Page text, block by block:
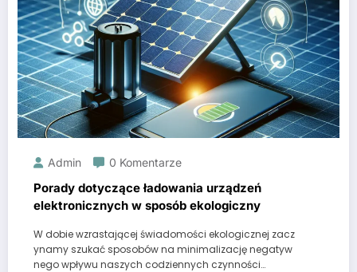
Admin 0 Komentarze
Porady dotyczące ładowania urządzeń
elektronicznych w sposób ekologiczny
W dobie wzrastającej świadomości ekologicznej zacz
ynamy szukać sposobów na minimalizację negatyw
nego wpływu naszych codziennych czynności…